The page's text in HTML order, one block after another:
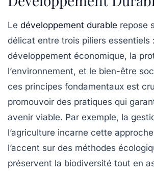
Le développement durable repose
délicat entre trois piliers essentiels
développement économique, la
l’environnement, et le bien-être
ces principes fondamentaux est
promouvoir des pratiques qui
avenir viable. Par exemple, la
l’agriculture incarne cette
l’accent sur des méthodes
préservent la biodiversité tout en